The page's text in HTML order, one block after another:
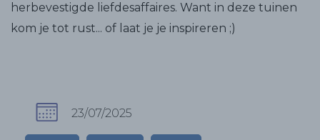
herbevestigde liefdesaffaires. Want in deze tuinen
kom je tot rust... of laat je je inspireren ;)
23/07/2025